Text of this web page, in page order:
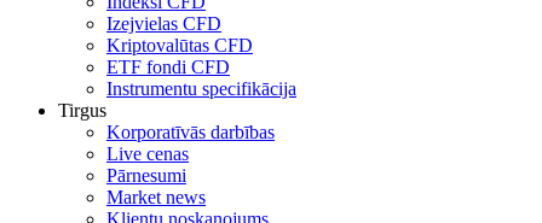
Izejvielas CFD
Kriptovalūtas CFD
ETF fondi CFD
Instrumentu specifikācija
Tirgus
Korporatīvās darbības
Live cenas
Pārnesumi
Market news
Klientu noskaņojums